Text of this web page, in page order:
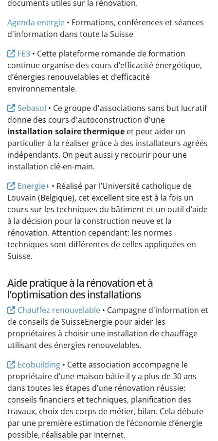
documents utiles sur la rénovation.
Agenda energie • Formations, conférences et séances
d'information dans toute la Suisse
FE3• Cette plateforme romande de formation
continue organise des cours d’efficacité énergétique,
d’énergies renouvelables et d’efficacité
environnementale.
Sebasol • Ce groupe d'associations sans but lucratif
donne des cours d'autoconstruction d'une
installation solaire thermique et peut aider un
particulier à la réaliser grâce à des installateurs agréés
indépendants. On peut aussi y recourir pour une
installation clé-en-main.
Energie+• Réalisé par l’Université catholique de
Louvain (Belgique), cet excellent site est à la fois un
cours sur les techniques du bâtiment et un outil d’aide
à la décision pour la construction neuve et la
rénovation. Attention cependant: les normes
techniques sont différentes de celles appliquées en
Suisse.
Aide pratique à la rénovation et à
l’optimisation des installations
Chauffez renouvelable• Campagne d'information et
de conseils de SuisseEnergie pour aider les
propriétaires à choisir une installation de chauffage
utilisant des énergies renouvelables.
Ecobuilding• Cette association accompagne le
propriétaire d’une maison bâtie il y a plus de 30 ans
dans toutes les étapes d’une rénovation réussie:
conseils financiers et techniques, planification des
travaux, choix des corps de métier, bilan. Cela débute
par une première estimation de l’économie d’énergie
possible, réalisable par Internet.